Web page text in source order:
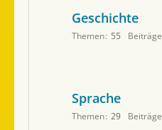
Geschichte
Themen 55 Beiträge
Sprache
Themen 29 Beiträge